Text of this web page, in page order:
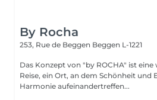
By Rocha
253, Rue de Beggen Beggen L-1221
Das Konzept von "by ROCHA" ist
Reise, ein Ort, an dem Schönheit und
Harmonie aufeinandertreffen...